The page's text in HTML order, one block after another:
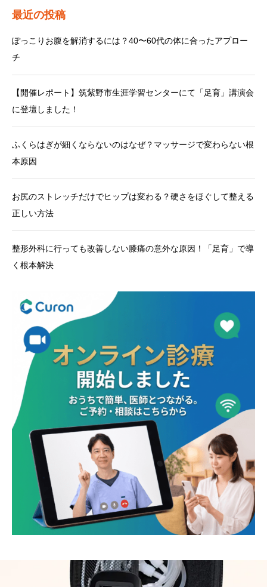
最近の投稿
ぽっこりお腹を解消するには？40〜60代の体に合ったアプロー
チ
【開催レポート】筑紫野市生涯学習センターにて「足育」講演会
に登壇しました！
ふくらはぎが細くならないのはなぜ？マッサージで変わらない根
本原因
お尻のストレッチだけでヒップは変わる？硬さをほぐして整える
正しい方法
整形外科に行っても改善しない膝痛の意外な原因！「足育」で導
く根本解決